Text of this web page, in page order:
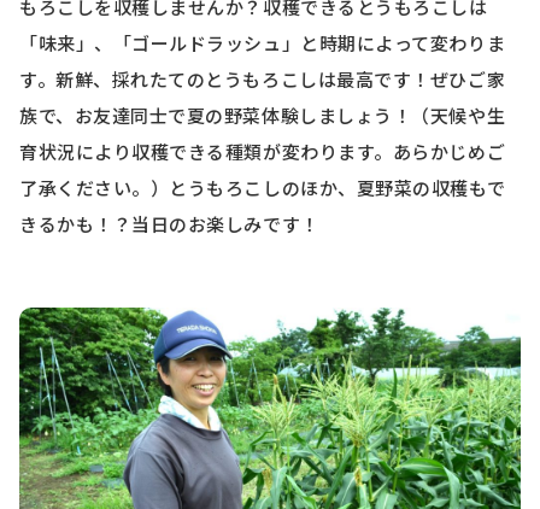
もろこしを収穫しませんか？収穫できるとうもろこしは
「味来」、「ゴールドラッシュ」と時期によって変わりま
す。新鮮、採れたてのとうもろこしは最高です！ぜひご家
族で、お友達同士で夏の野菜体験しましょう！（天候や生
育状況により収穫できる種類が変わります。あらかじめご
了承ください。）とうもろこしのほか、夏野菜の収穫もで
きるかも！？当日のお楽しみです！